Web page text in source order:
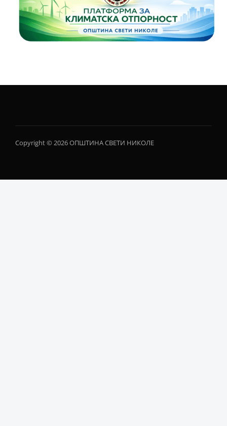
Copyright © 2026 ОПШТИНА СВЕТИ НИКОЛЕ